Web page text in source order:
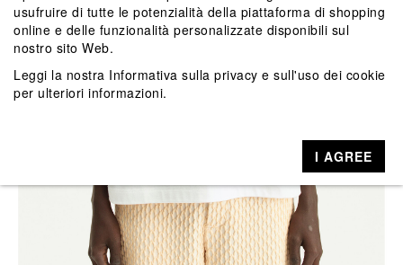
usufruire di tutte le potenzialità della piattaforma di shopping
online e delle funzionalità personalizzate disponibili sul
nostro sito Web.
Leggi la nostra Informativa sulla privacy e sull'uso dei cookie
per ulteriori informazioni.
I AGREE